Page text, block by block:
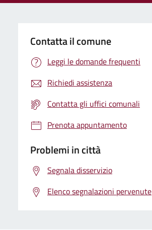
Contatta il comune
Leggi le domande frequenti
Richiedi assistenza
Contatta gli uffici comunali
Prenota appuntamento
Problemi in città
Segnala disservizio
Elenco segnalazioni pervenute